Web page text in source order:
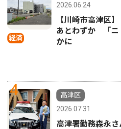
経済
2026.06.24
【川崎市高津区
あとわずか 「ニ
かに
4
高津区
2026.07.31
高津署勤務森永